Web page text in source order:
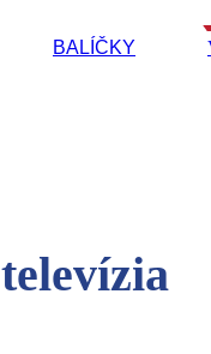
BALÍČKY